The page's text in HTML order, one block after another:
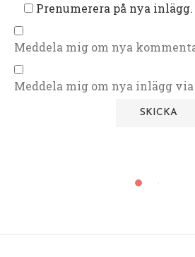
Prenumerera på nya inlägg.
Meddela mig om nya
Meddela mig om nya inlägg via
Fisk och Skaldjur